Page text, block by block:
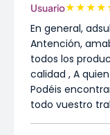
Usuario★★★★
En general,
Antención,
todos los
calidad , A
Podéis
todo vuestro